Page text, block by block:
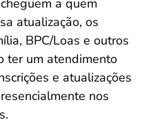
a quem
atualização, os
BPC/Loas e outros
ter um atendimento
e atualizações
nos